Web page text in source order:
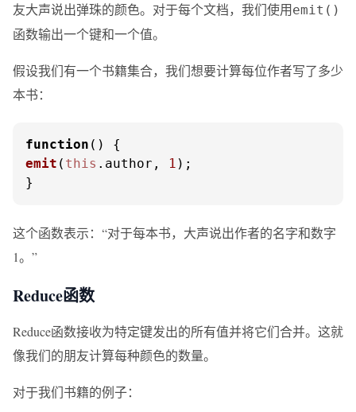
友大声说出弹珠的颜色。对于每个文档，我们使用emit()
函数输出一个键和一个值。
假设我们有一个书籍集合，我们想要计算每位作者写了多少
本书：
function (
emit ( this . author , 1 );
}
这个函数表示：“对于每本书，大声说出作者的名字和数字
1。”
Reduce函数
Reduce函数接收为特定键发出的所有值并将它们合并。这就
像我们的朋友计算每种颜色的数量。
对于我们书籍的例子：